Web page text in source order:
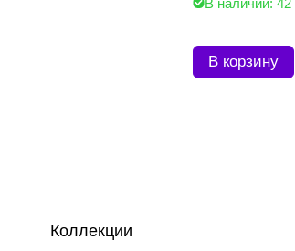
В наличии: 42
В корзину
Коллекции